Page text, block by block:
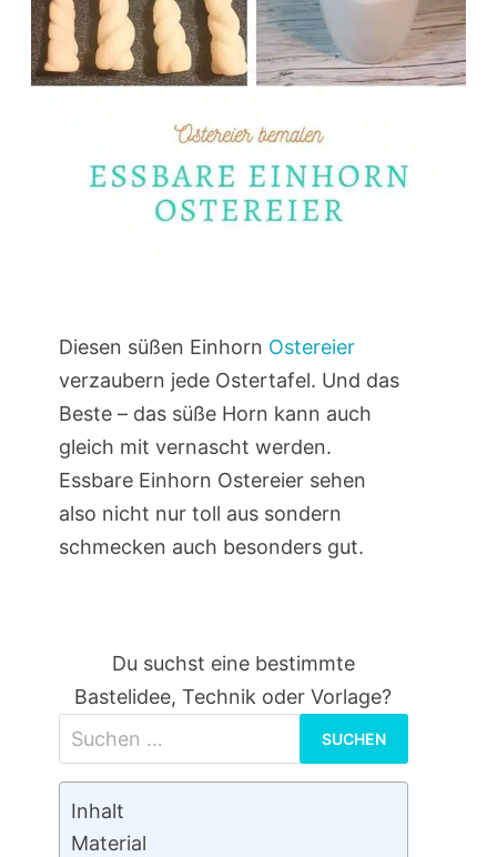
Diesen süßen Einhorn Ostereier
verzaubern jede Ostertafel. Und das
Beste – das süße Horn kann auch
gleich mit vernascht werden.
Essbare Einhorn Ostereier sehen
also nicht nur toll aus sondern
schmecken auch besonders gut.
Du suchst eine bestimmte
Bastelidee, Technik oder Vorlage?
nach:
Inhalt
Material